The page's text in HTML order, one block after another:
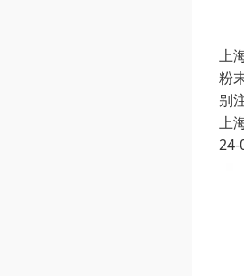
上
粉
别
上
24-